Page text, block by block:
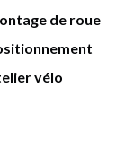
de roue
vélo